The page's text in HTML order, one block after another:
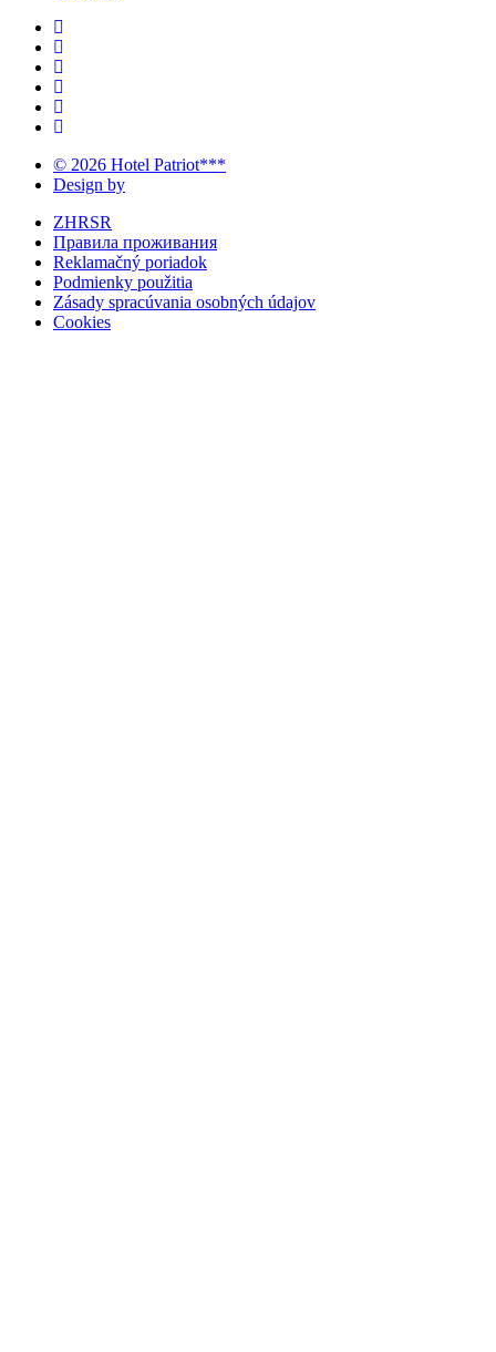
© 2026 Hotel Patriot***
Design by
ZHRSR
Правила проживания
Reklamačný poriadok
Podmienky použitia
Zásady spracúvania osobných údajov
Cookies